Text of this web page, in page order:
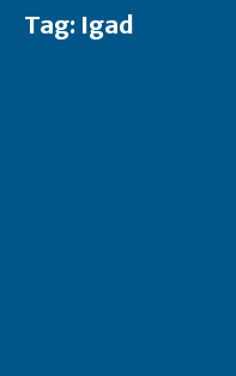
Tag: Igad